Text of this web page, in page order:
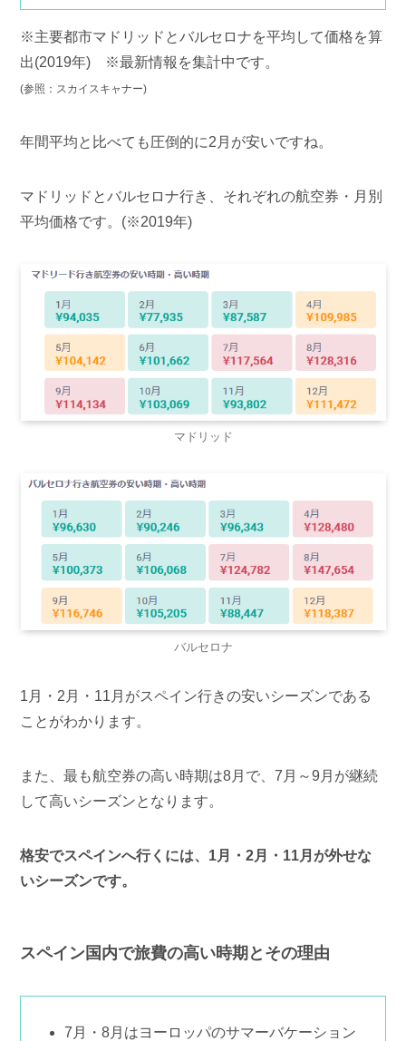
※主要都市マドリッドとバルセロナを平均して価格を算
出(2019年) ※最新情報を集計中です。
(参照：スカイスキャナー)
年間平均と比べても圧倒的に2月が安いですね。
マドリッドとバルセロナ行き、それぞれの航空券・月別
平均価格です。(※2019年)
マドリッド
バルセロナ
1月・2月・11月がスペイン行きの安いシーズンである
ことがわかります。
また、最も航空券の高い時期は8月で、7月～9月が継続
して高いシーズンとなります。
格安でスペインへ行くには、1月・2月・11月が外せな
いシーズンです。
スペイン国内で旅費の高い時期とその理由
7月・8月はヨーロッパのサマーバケーション